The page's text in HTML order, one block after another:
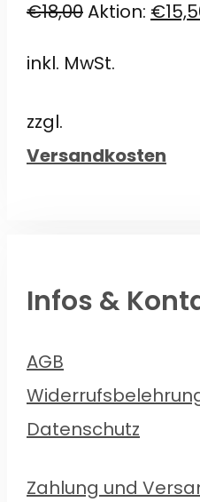
0
€18,00Aktion: €
inkl. MwSt.
zzgl.
Versandkosten
Infos &
AGB
Datenschutz
Zahlung und